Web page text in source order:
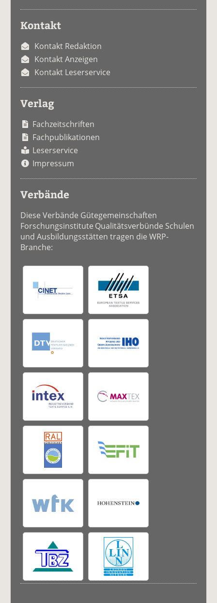
Kontakt
Kontakt Redaktion
Kontakt Anzeigen
Kontakt Leserservice
Verlag
Fachzeitschriften
Fachpublikationen
Leserservice
Impressum
Verbände
Diese Verbände Gütegemeinschaften
Forschungsinstitute Qualitätsverbünde Schulen
und Ausbildungsstätten tragen die WRP-
Branche: